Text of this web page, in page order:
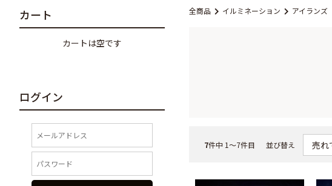
全商品 イルミネーション アイラン
7件中 1〜7件目 並び替え
カート
カートは空です
ログイン